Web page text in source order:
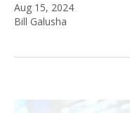
Aug 15, 2024
Bill Galusha